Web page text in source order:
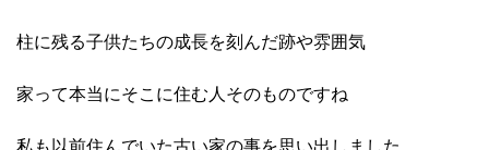
柱に残る子供たちの成長を刻んだ跡や雰囲気
家って本当にそこに住む人そのものですね
私も以前住んでいた古い家の事を思い出しました